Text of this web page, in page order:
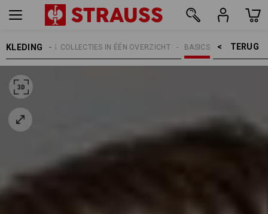
KLEDING TERUG    >
BASICS
E.S. COLLECTIES IN ÉÉN OVERZICHT